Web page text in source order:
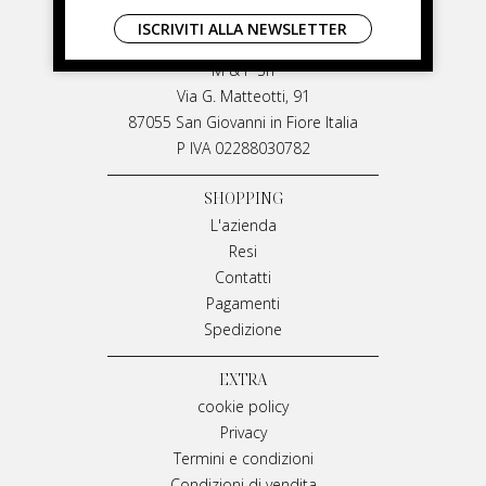
LIVIANA MIRARCHI
M & P Srl
Via G. Matteotti, 91
87055 San Giovanni in Fiore Italia
P IVA 02288030782
SHOPPING
L'azienda
Resi
Contatti
Pagamenti
Spedizione
EXTRA
cookie policy
Privacy
Termini e condizioni
ISCRIVITI ALLA NEWSLETTER